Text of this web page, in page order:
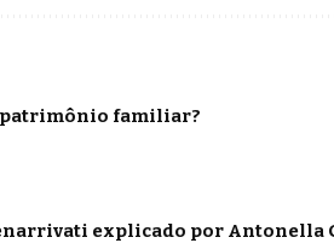
patrimônio familiar?
explicado por Antonella